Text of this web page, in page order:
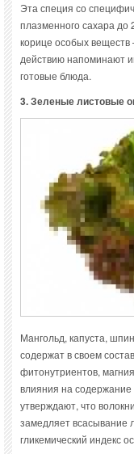
Эта специя со
плазменного сахара
корице особых
действию напоминают
готовые блюда.
3. Зеленые листовые
Мангольд, капуста,
содержат в своем
фитонутриентов,
влияния на
утверждают, что
замедляет всасывание
гликемический индекс